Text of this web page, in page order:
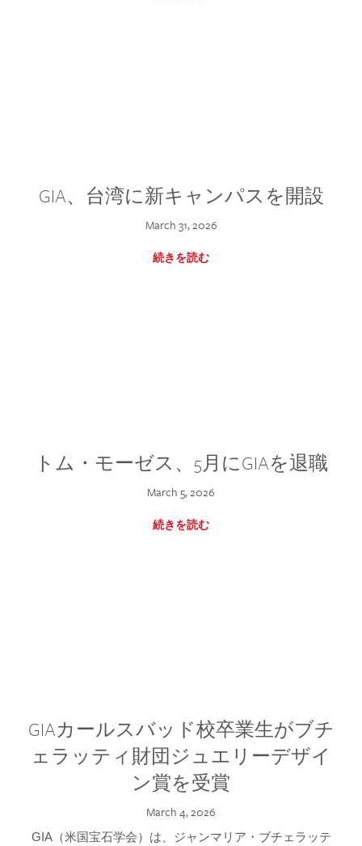
GIA、台湾に新キャンパスを開設
March 31, 2026
続きを読む
トム・モーゼス、5月にGIAを退職
March 5, 2026
続きを読む
GIAカールスバッド校卒業生がブチ
ェラッティ財団ジュエリーデザイ
ン賞を受賞
March 4, 2026
GIA（米国宝石学会）は、ジャンマリア・ブチェラッテ